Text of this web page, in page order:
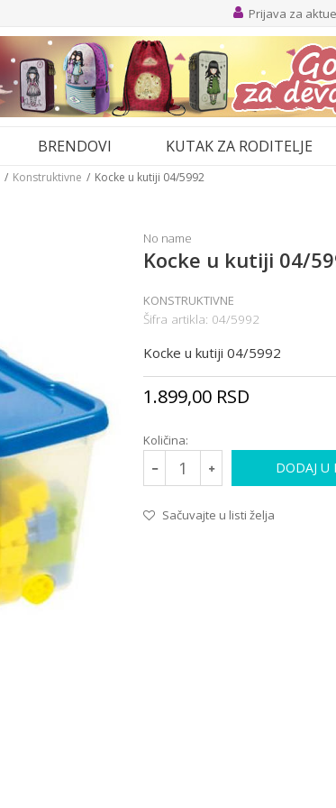
Prijava za
BRENDOVI KUTAK ZA RODITELJE
Konstruktivne Kocke u kutiji 04/5992
No name
Kocke u kutiji 04/
KONSTRUKTIVNE
Šifra artikla: 04/5992
Kocke u kutiji 04/5992
1.899,00 RSD
Količina:
DODAJ U
Sačuvajte u listi želja